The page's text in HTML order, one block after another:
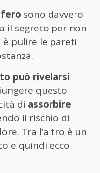
sono davvero
il segreto per non
è pulire le pareti
può rivelarsi
questo
di assorbire
il rischio di
Tra l’altro è un
e quindi ecco